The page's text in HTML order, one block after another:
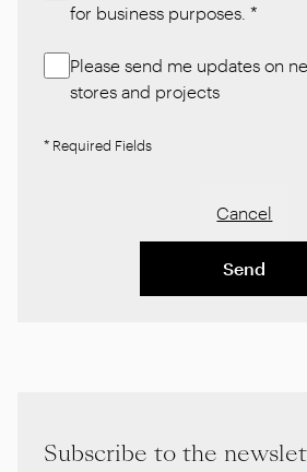
for business purposes. *
Please send me updates on
stores and projects
* Required Fields
Cancel
Send
Subscribe to the